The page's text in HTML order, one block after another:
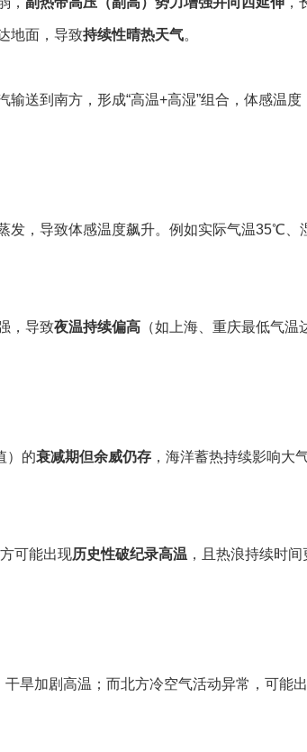
地面，导致持续性晴热天气。
送到南方，形成“高温+高湿”组合，体感温度
发，导致体感温度飙升。例如实际气温35℃、
，导致夜温持续偏高 （如上海、重庆最低气温
）的衰减期但余威仍存 ，海洋蓄热持续影响大
可能出现历史性破纪录高温 ，且热浪持续时间
旱加剧高温；而北方冷空气活动异常，可能